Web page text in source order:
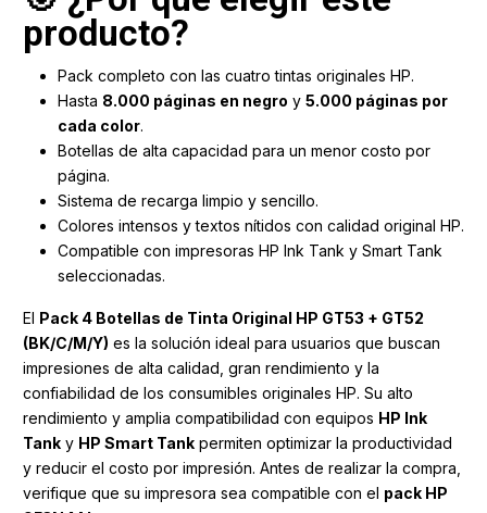
producto?
Pack completo con las cuatro tintas originales HP.
Hasta 8.000 páginas en negro y 5.000 páginas por
cada color.
Botellas de alta capacidad para un menor costo por
página.
Sistema de recarga limpio y sencillo.
Colores intensos y textos nítidos con calidad original HP.
Compatible con impresoras HP Ink Tank y Smart Tank
seleccionadas.
El Pack 4 Botellas de Tinta Original HP GT53 + GT52
(BK/C/M/Y) es la solución ideal para usuarios que buscan
impresiones de alta calidad, gran rendimiento y la
confiabilidad de los consumibles originales HP. Su alto
rendimiento y amplia compatibilidad con equipos HP Ink
Tank y HP Smart Tank permiten optimizar la productividad
y reducir el costo por impresión. Antes de realizar la compra,
verifique que su impresora sea compatible con el pack HP